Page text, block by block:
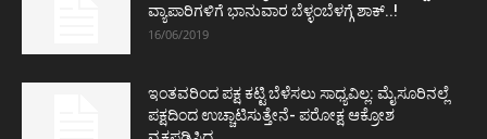
ವ್ಯಾಪಾರಿಗಳಿಗೆ ಭಾನುವಾರ ಬೆಳ್ಳಂಬೆಳಗ್ಗೆ ಶಾಕ್..!
16/06/2019
ಇಂತವರಿಂದ ಪಕ್ಷ ಕಟ್ಟಿ ಬೆಳೆಸಲು ಸಾಧ್ಯವಿಲ್ಲ: ಮೈಸೂರಿನಲ್ಲೆ
ಪಕ್ಷದಿಂದ ಉಚ್ಚಾಟಿಸುತ್ತೇನೆ- ಪರೋಕ್ಷ ಆಕ್ರೋಶ